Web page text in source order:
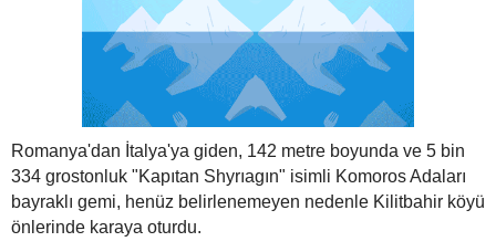
Romanya'dan İtalya'ya giden, 142 metre boyunda ve 5 bin
334 grostonluk "Kapıtan Shyrıagın" isimli Komoros Adaları
bayraklı gemi, henüz belirlenemeyen nedenle Kilitbahir köyü
önlerinde karaya oturdu.